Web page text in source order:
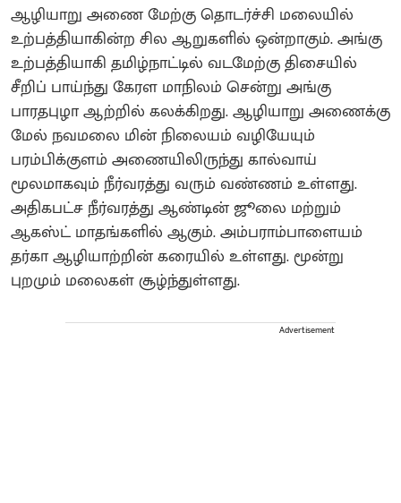
ஆழியாறு அணை மேற்கு தொடர்ச்சி மலையில்
உற்பத்தியாகின்ற சில ஆறுகளில் ஒன்றாகும். அங்கு
உற்பத்தியாகி தமிழ்நாட்டில் வடமேற்கு திசையில்
சீறிப் பாய்ந்து கேரள மாநிலம் சென்று அங்கு
பாரதபுழா ஆற்றில் கலக்கிறது. ஆழியாறு அணைக்கு
மேல் நவமலை மின் நிலையம் வழியேயும்
பரம்பிக்குளம் அணையிலிருந்து கால்வாய்
மூலமாகவும் நீர்வரத்து வரும் வண்ணம் உள்ளது.
அதிகபட்ச நீர்வரத்து ஆண்டின் ஜூலை மற்றும்
ஆகஸ்ட் மாதங்களில் ஆகும். அம்பராம்பாளையம்
தர்கா ஆழியாற்றின் கரையில் உள்ளது. மூன்று
புறமும் மலைகள் சூழ்ந்துள்ளது.
Advertisement